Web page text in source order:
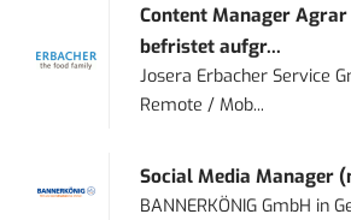
Content Manager
befristet aufgr...
Josera Erbacher Service
Remote / Mob...
Social Media Manager
BANNERKÖNIG GmbH in